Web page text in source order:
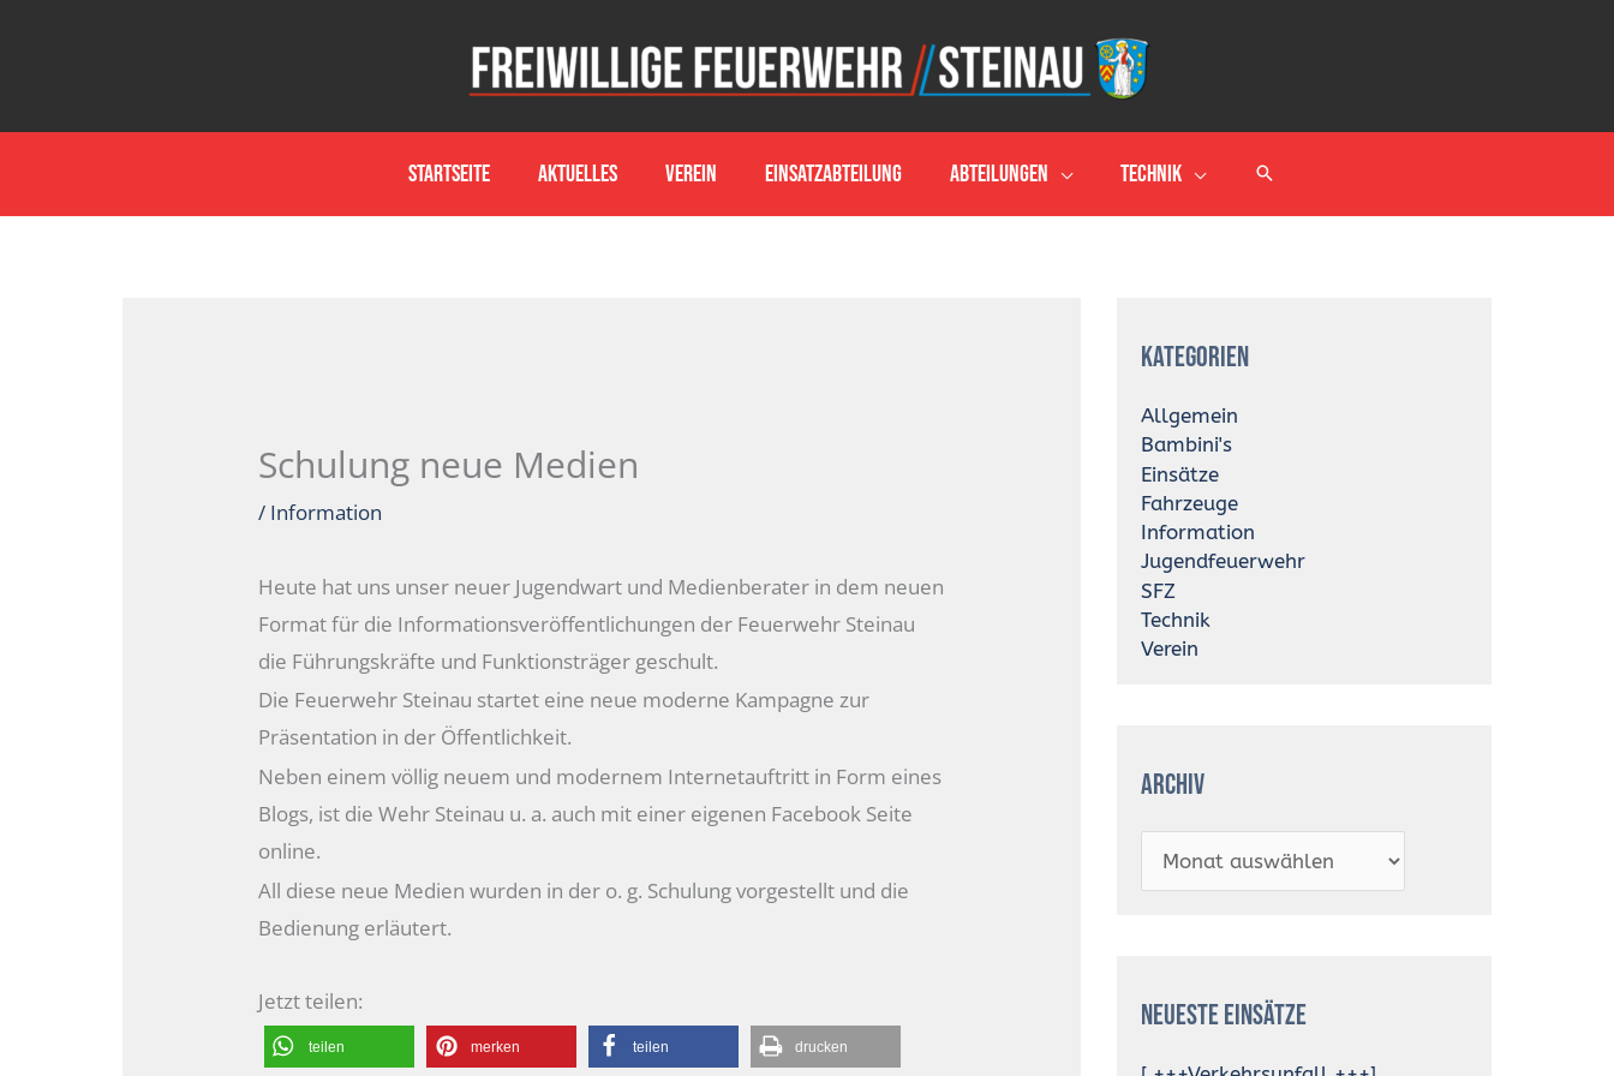
Startseite Aktuelles Verein Einsatzabteilung Abteilungen Technik
Schulung neue Medien
/ Information
Heute hat uns unser neuer Jugendwart und Medienberater in dem neuen
Format für die Informationsveröffentlichungen der Feuerwehr Steinau
die Führungskräfte und Funktionsträger geschult.
Die Feuerwehr Steinau startet eine neue moderne Kampagne zur
Präsentation in der Öffentlichkeit.
Neben einem völlig neuem und modernem Internetauftritt in Form eines
Blogs, ist die Wehr Steinau u. a. auch mit einer eigenen Facebook Seite
online.
All diese neue Medien wurden in der o. g. Schulung vorgestellt und die
Bedienung erläutert.
Jetzt teilen:
teilen merken teilen drucken
Kategorien
Allgemein
Bambini's
Einsätze
Fahrzeuge
Information
Jugendfeuerwehr
SFZ
Technik
Verein
Archiv
c
v
Neueste Einsätze